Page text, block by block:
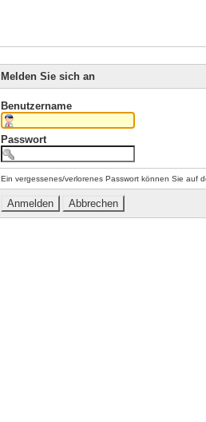
Melden Sie sich an
Benutzername
Passwort
Ein vergessenes/verlorenes Passwort können Sie auf